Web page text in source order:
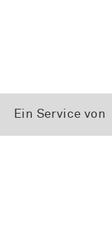
Ein Service von